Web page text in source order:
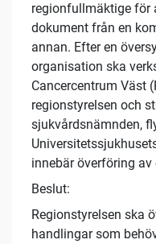
regionfullmäktige för
dokument från en
annan. Efter en
organisation ska
Cancercentrum Väst
regionstyrelsen och
sjukvårdsnämnden,
innebär överföring av
Beslut:
Regionstyrelsen ska
handlingar som